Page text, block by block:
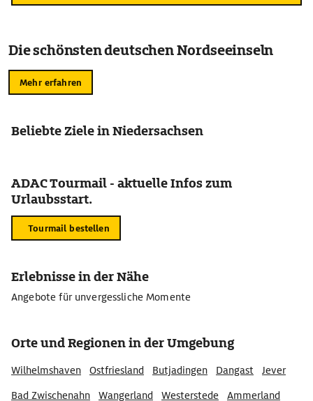
Die schönsten deutschen Nordseeinseln
Mehr erfahren
Beliebte Ziele in Niedersachsen
ADAC Tourmail - aktuelle Infos zum
Urlaubsstart.
Tourmail bestellen
Erlebnisse in der Nähe
Angebote für unvergessliche Momente
Orte und Regionen in der Umgebung
Wilhelmshaven Ostfriesland Butjadingen Dangast
Jever
Bad Zwischenahn
Wangerland Westerstede Ammerland